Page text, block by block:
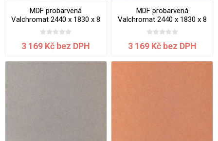
MDF probarvená
Valchromat 2440 x 1830 x 8
mm Grey
3 169 Kč bez DPH
MDF probarvená
Valchromat 2440 x 1830 x 8
mm Khaki
3 169 Kč bez DPH